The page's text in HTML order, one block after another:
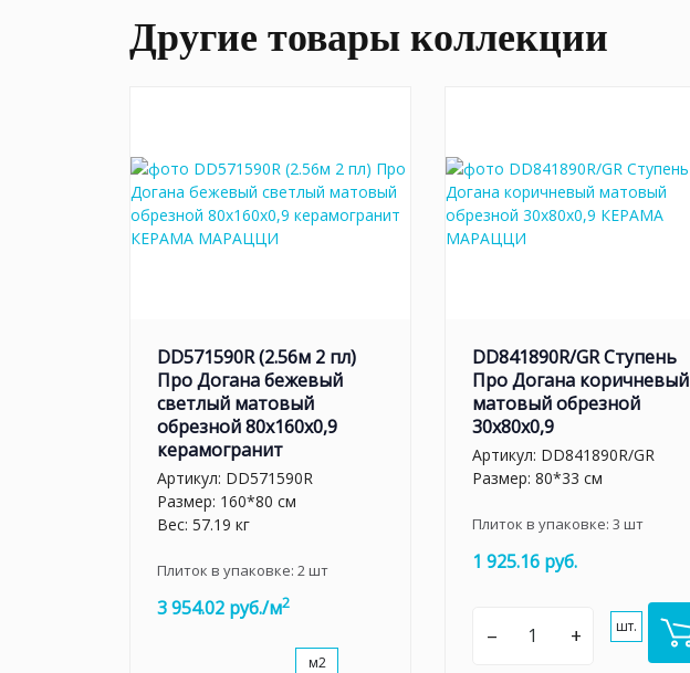
Другие товары коллекции
DD571590R (2.56м 2 пл)
Про Догана бежевый
светлый матовый
обрезной 80x160x0,9
керамогранит
Артикул: DD571590R
Размер: 160*80 см
Вес: 57.19 кг
Плиток в упаковке: 2 шт
3 954.02 руб./м2
м2
DD841890R/GR Ступень
Про Догана коричневый
матовый обрезной
30x80x0,9
Артикул: DD841890R/GR
Размер: 80*33 см
Плиток в упаковке: 3 шт
1 925.16 руб.
– + шт.